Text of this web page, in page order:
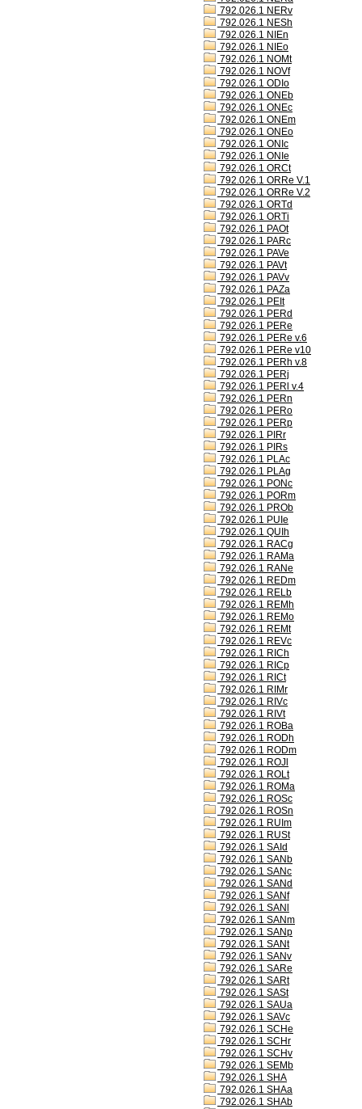
792.026.1 NERv
792.026.1 NESh
792.026.1 NIEn
792.026.1 NIEo
792.026.1 NOMt
792.026.1 NOVf
792.026.1 ODIo
792.026.1 ONEb
792.026.1 ONEc
792.026.1 ONEm
792.026.1 ONEo
792.026.1 ONIc
792.026.1 ONIe
792.026.1 ORCt
792.026.1 ORRe V.1
792.026.1 ORRe V.2
792.026.1 ORTd
792.026.1 ORTi
792.026.1 PAOt
792.026.1 PARc
792.026.1 PAVe
792.026.1 PAVt
792.026.1 PAVv
792.026.1 PAZa
792.026.1 PEIt
792.026.1 PERd
792.026.1 PERe
792.026.1 PERe v.6
792.026.1 PERe v10
792.026.1 PERh v.8
792.026.1 PERj
792.026.1 PERl v.4
792.026.1 PERn
792.026.1 PERo
792.026.1 PERp
792.026.1 PIRr
792.026.1 PIRs
792.026.1 PLAc
792.026.1 PLAg
792.026.1 PONc
792.026.1 PORm
792.026.1 PROb
792.026.1 PUIe
792.026.1 QUIh
792.026.1 RACg
792.026.1 RAMa
792.026.1 RANe
792.026.1 REDm
792.026.1 RELb
792.026.1 REMh
792.026.1 REMo
792.026.1 REMt
792.026.1 REVc
792.026.1 RICh
792.026.1 RICp
792.026.1 RICt
792.026.1 RIMr
792.026.1 RIVc
792.026.1 RIVt
792.026.1 ROBa
792.026.1 RODh
792.026.1 RODm
792.026.1 ROJl
792.026.1 ROLt
792.026.1 ROMa
792.026.1 ROSc
792.026.1 ROSn
792.026.1 RUIm
792.026.1 RUSt
792.026.1 SAId
792.026.1 SANb
792.026.1 SANc
792.026.1 SANd
792.026.1 SANf
792.026.1 SANl
792.026.1 SANm
792.026.1 SANp
792.026.1 SANt
792.026.1 SANv
792.026.1 SARe
792.026.1 SARt
792.026.1 SASt
792.026.1 SAUa
792.026.1 SAVc
792.026.1 SCHe
792.026.1 SCHr
792.026.1 SCHv
792.026.1 SEMb
792.026.1 SHA
792.026.1 SHAa
792.026.1 SHAb